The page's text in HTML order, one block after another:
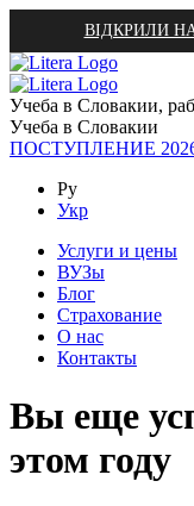
ВІДКРИЛИ
Учеба в Словакии,
Учеба в Словакии
ПОСТУПЛЕНИЕ
Ру
Укр
Услуги и цены
ВУЗы
Блог
Страхование
О нас
Контакты
Вы еще
этом году